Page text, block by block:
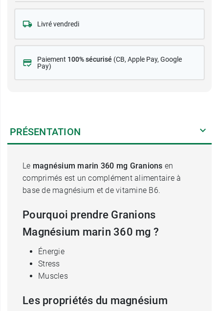
Livré vendredi
Paiement 100% sécurisé (CB, Apple Pay, Google
Pay)
PRÉSENTATION
Le magnésium marin 360 mg Granions en
comprimés est un complément alimentaire à
base de magnésium et de vitamine B6.
Pourquoi prendre Granions
Magnésium marin 360 mg ?
Énergie
Stress
Muscles
Les propriétés du magnésium